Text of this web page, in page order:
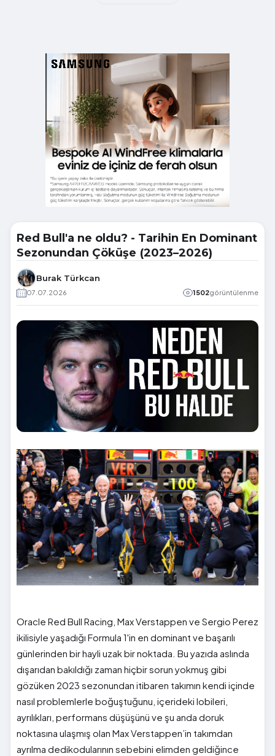
Red Bull'a ne oldu? - Tarihin En Dominant
Sezonundan Çöküşe (2023–2026)
Burak Türkcan
07.07.2026 1502görüntülenme
Oracle Red Bull Racing, Max Verstappen ve Sergio Perez
ikilisiyle yaşadığı Formula 1'in en dominant ve başarılı
günlerinden bir hayli uzak bir noktada. Bu yazıda aslında
dışarıdan bakıldığı zaman hiçbir sorun yokmuş gibi
gözüken 2023 sezonundan itibaren takımın kendi içinde
nasıl problemlerle boğuştuğunu, içerideki lobileri,
ayrılıkları, performans düşüşünü ve şu anda doruk
noktasına ulaşmış olan Max Verstappen’in takımdan
ayrılma dedikodularının sebebini elimden geldiğince